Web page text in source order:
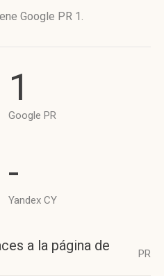
Google PR 1.
1
Google PR
-
Yandex CY
a la página de
PR